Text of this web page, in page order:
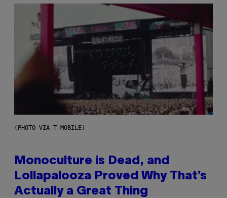
(PHOTO VIA T-MOBILE)
Monoculture is Dead, and
Lollapalooza Proved Why That’s
Actually a Great Thing